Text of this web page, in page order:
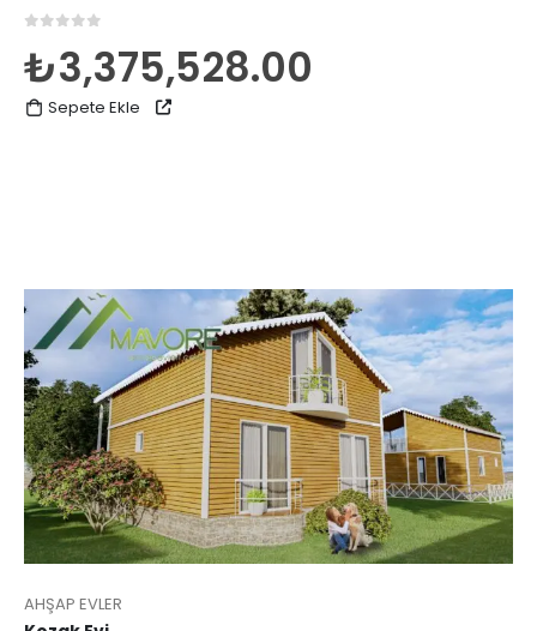
₺3,375,528.00
Sepete Ekle
AHŞAP EVLER